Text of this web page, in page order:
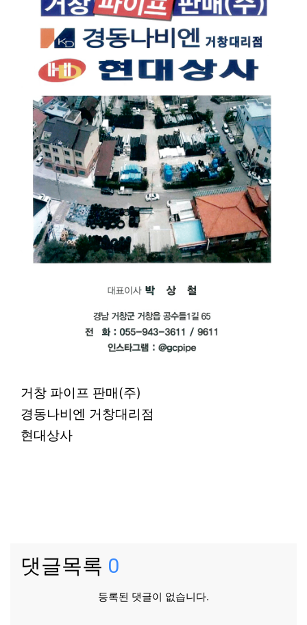
거창 파이프 판매(주)
경동나비엔 거창대리점
현대상사
댓글목록 0
등록된 댓글이 없습니다.